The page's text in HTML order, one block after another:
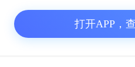
打开APP，